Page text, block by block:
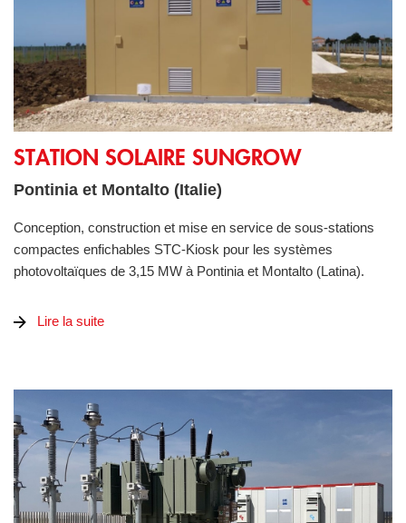
STATION SOLAIRE SUNGROW
Pontinia et Montalto (Italie)
Conception, construction et mise en service de sous-stations
compactes enfichables STC-Kiosk pour les systèmes
photovoltaïques de 3,15 MW à Pontinia et Montalto (Latina).
Lire la suite